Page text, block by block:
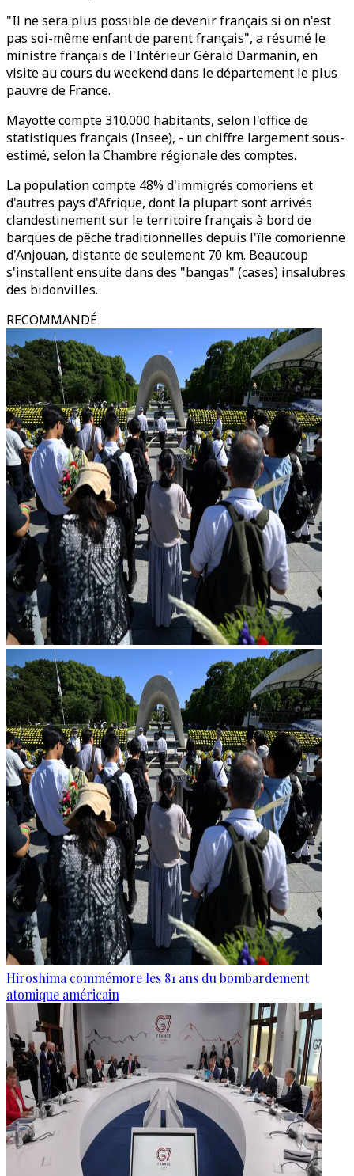
"Il ne sera plus possible de devenir français si on n'est
pas soi-même enfant de parent français", a résumé le
ministre français de l'Intérieur Gérald Darmanin, en
visite au cours du weekend dans le département le plus
pauvre de France.
Mayotte compte 310.000 habitants, selon l'office de
statistiques français (Insee), - un chiffre largement sous-
estimé, selon la Chambre régionale des comptes.
La population compte 48% d'immigrés comoriens et
d'autres pays d'Afrique, dont la plupart sont arrivés
clandestinement sur le territoire français à bord de
barques de pêche traditionnelles depuis l'île comorienne
d'Anjouan, distante de seulement 70 km. Beaucoup
s'installent ensuite dans des "bangas" (cases) insalubres
des bidonvilles.
RECOMMANDÉ
Hiroshima commémore les 81 ans du bombardement
atomique américain